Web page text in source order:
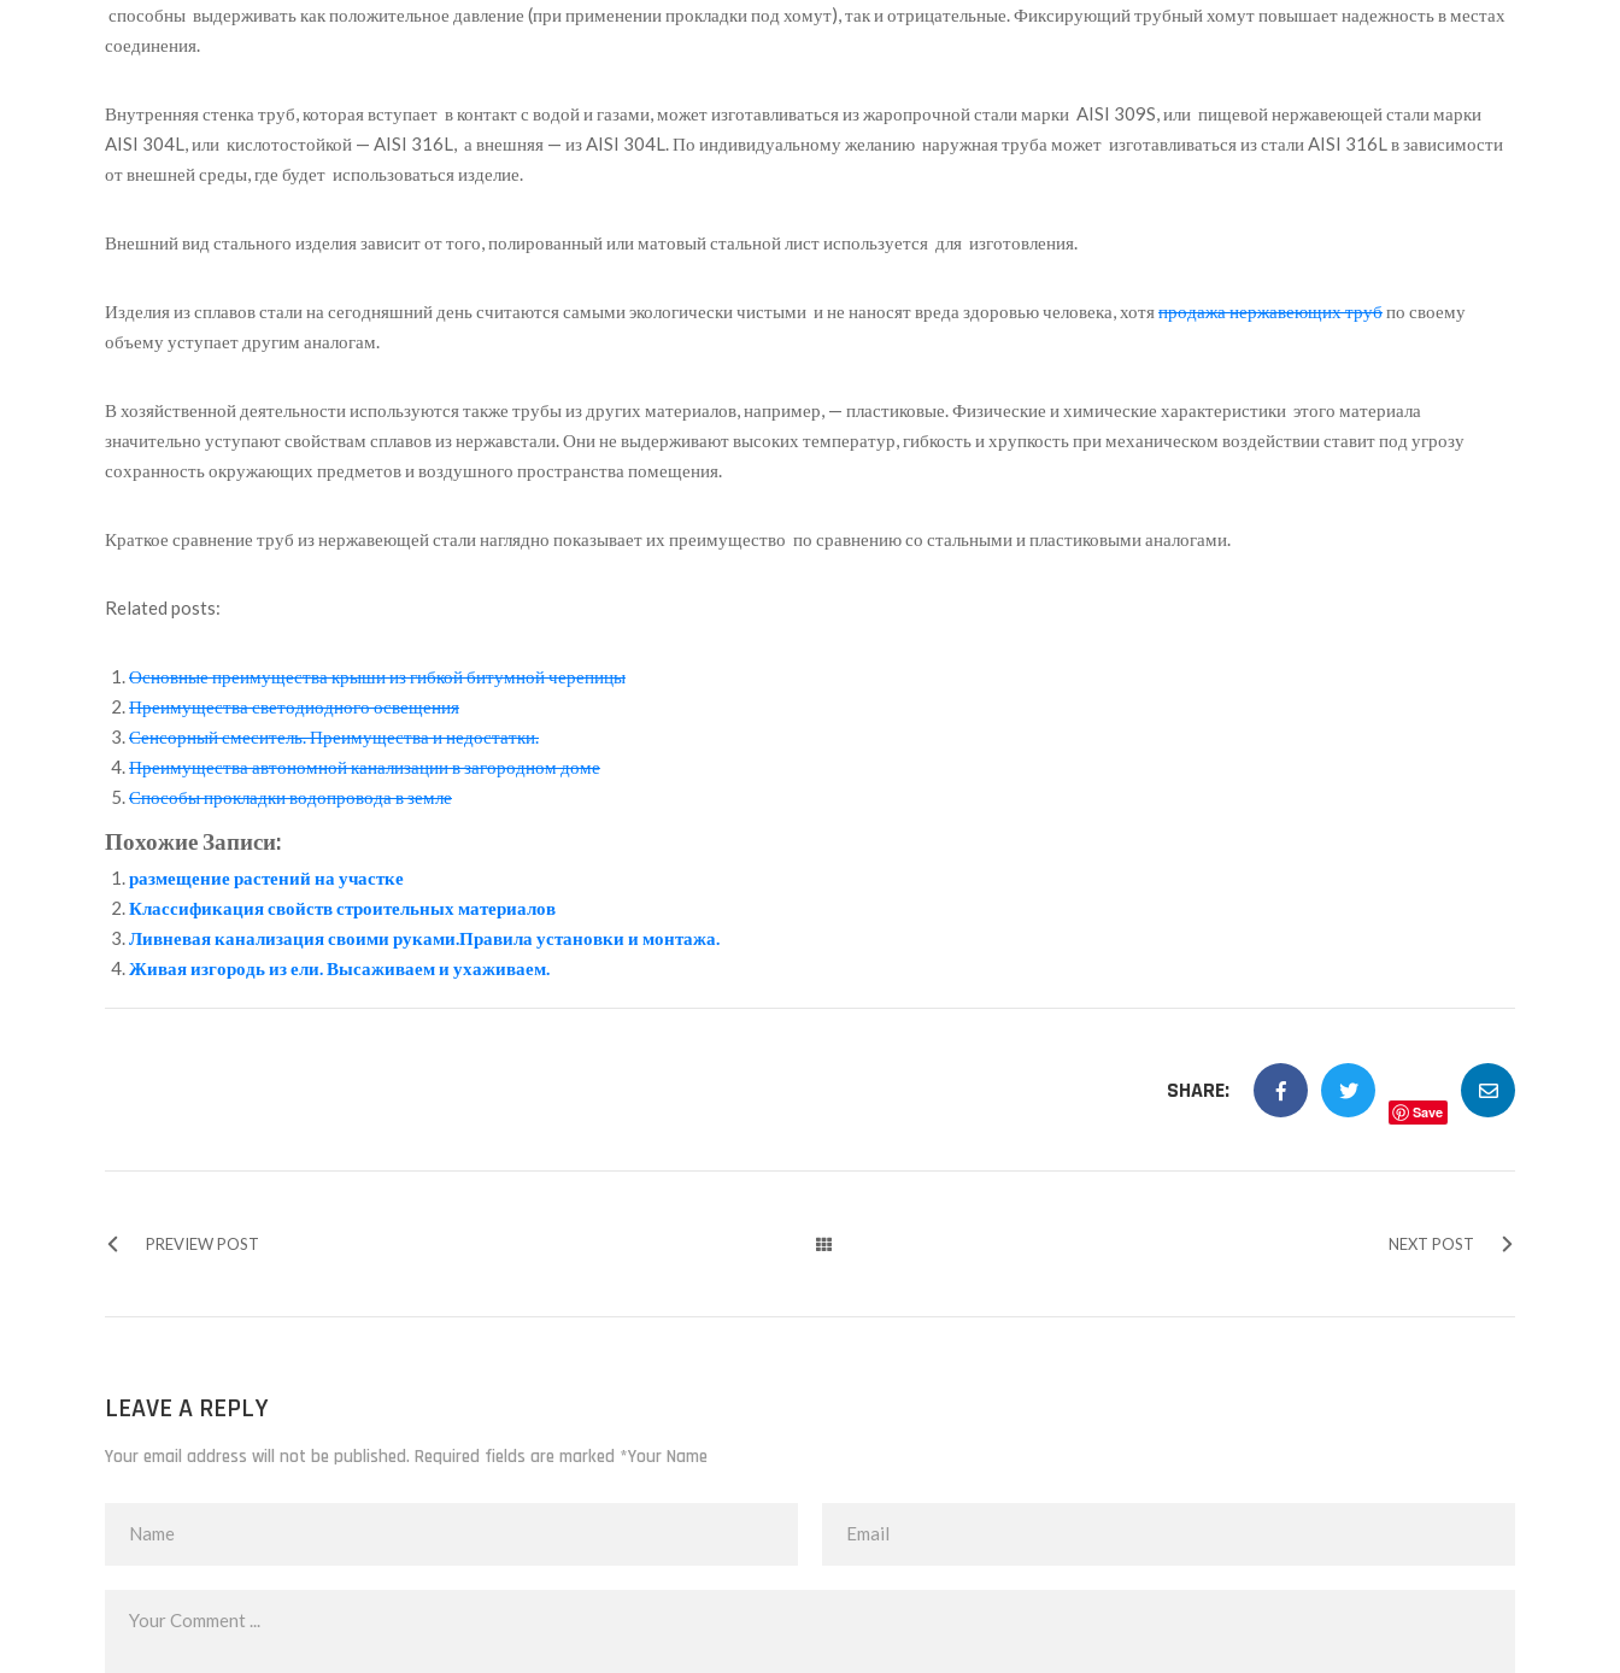
способны выдерживать как положительное давление (при применении прокладки под хомут), так и отрицательные. Фиксирующий трубный хомут повышает надежность в местах
соединения.
Внутренняя стенка труб, которая вступает в контакт с водой и газами, может изготавливаться из жаропрочной стали марки AISI 309S, или пищевой нержавеющей стали марки
AISI 304L, или кислотостойкой — AISI 316L, а внешняя — из AISI 304L. По индивидуальному желанию наружная труба может изготавливаться из стали AISI 316L в зависимости
от внешней среды, где будет использоваться изделие.
Внешний вид стального изделия зависит от того, полированный или матовый стальной лист используется для изготовления.
Изделия из сплавов стали на сегодняшний день считаются самыми экологически чистыми и не наносят вреда здоровью человека, хотяпродажа нержавеющих трубпо своему
объему уступает другим аналогам.
В хозяйственной деятельности используются также трубы из других материалов, например, — пластиковые. Физические и химические характеристики этого материала
значительно уступают свойствам сплавов из нержавстали. Они не выдерживают высоких температур, гибкость и хрупкость при механическом воздействии ставит под угрозу
сохранность окружающих предметов и воздушного пространства помещения.
Краткое сравнение труб из нержавеющей стали наглядно показывает их преимущество по сравнению со стальными и пластиковыми аналогами.
Related posts:
Основные преимущества крыши из гибкой битумной черепицы
Преимущества светодиодного освещения
Сенсорный смеситель. Преимущества и недостатки.
Преимущества автономной канализации в загородном доме
Способы прокладки водопровода в земле
Похожие Записи:
размещение растений на участке
Классификация свойств строительных материалов
Ливневая канализация своими руками.Правила установки и монтажа.
Живая изгородь из ели. Высаживаем и ухаживаем.
SHARE:
Save
PREVIEW POST NEXT POST
LEAVE A REPLY
Your email address will not be published. Required fields are marked *Your Name